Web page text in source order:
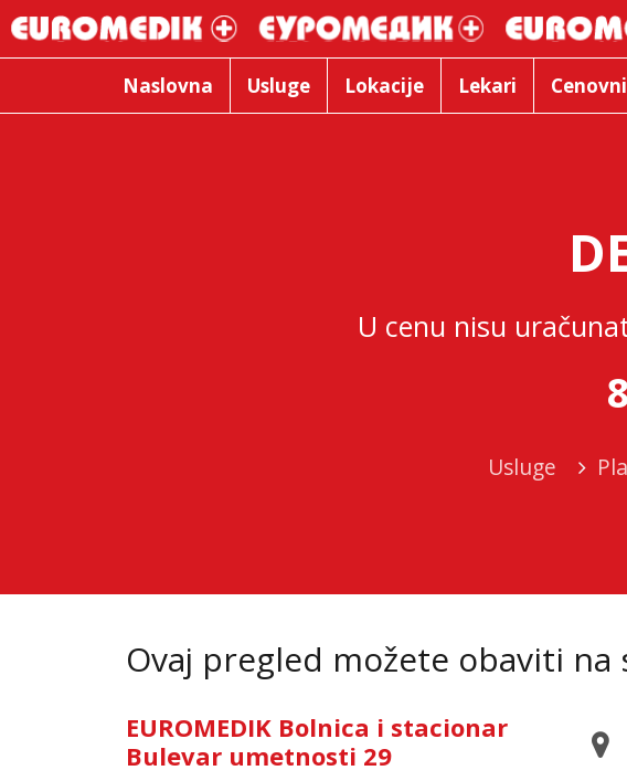
Naslovna Usluge Lokacije Lekari
U cenu nisu
Usluge
Ovaj pregled možete obaviti na
EUROMEDIK Bolnica i stacionar
Bulevar umetnosti 29